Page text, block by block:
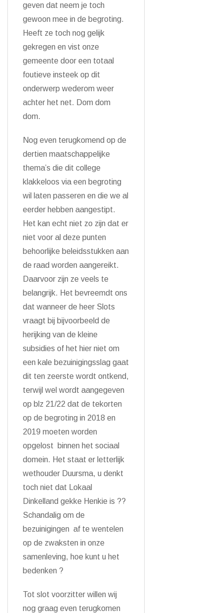
geven dat neem je toch
gewoon mee in de begroting.
Heeft ze toch nog gelijk
gekregen en vist onze
gemeente door een totaal
foutieve insteek op dit
onderwerp wederom weer
achter het net. Dom dom
dom.
Nog even terugkomend op de
dertien maatschappelijke
thema’s die dit college
klakkeloos via een begroting
wil laten passeren en die we al
eerder hebben aangestipt.
Het kan echt niet zo zijn dat er
niet voor al deze punten
behoorlijke beleidsstukken aan
de raad worden aangereikt.
Daarvoor zijn ze veels te
belangrijk. Het bevreemdt ons
dat wanneer de heer Slots
vraagt bij bijvoorbeeld de
herijking van de kleine
subsidies of het hier niet om
een kale bezuinigingsslag gaat
dit ten zeerste wordt ontkend,
terwijl wel wordt aangegeven
op blz 21/22 dat de tekorten
op de begroting in 2018 en
2019 moeten worden
opgelost binnen het sociaal
domein. Het staat er letterlijk
wethouder Duursma, u denkt
toch niet dat Lokaal
Dinkelland gekke Henkie is ??
Schandalig om de
bezuinigingen af te wentelen
op de zwaksten in onze
samenleving, hoe kunt u het
bedenken ?
Tot slot voorzitter willen wij
nog graag even terugkomen